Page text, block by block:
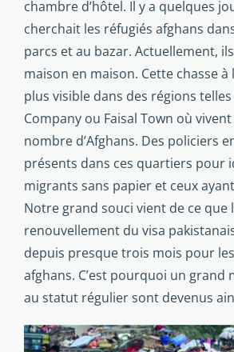
chambre d’hôtel. Il y a quelques
cherchait les réfugiés afghans
parcs et au bazar. Actuellement,
maison en maison. Cette chasse à
plus visible dans des régions
Company ou Faisal Town où
nombre d’Afghans. Des policiers
présents dans ces quartiers pour
migrants sans papier et ceux
Notre grand souci vient de ce que
renouvellement du visa
depuis presque trois mois pour
afghans. C’est pourquoi un grand
au statut régulier sont devenus